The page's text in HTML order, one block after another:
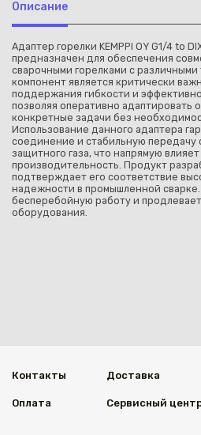
Описание
Адаптер горелки KEMPPI OY G1/4 to
предназначен для обеспечения
сварочными горелками с
компонент является критически
поддержания гибкости и
позволяя оперативно адаптировать
конкретные задачи без
Использование данного адаптера
соединение и стабильную передачу
защитного газа, что напрямую
производительность. Продукт
подтверждает его соответствие
надежности в промышленной
бесперебойную работу и
оборудования.
Контакты
Оплата
Доставка
Сервисный